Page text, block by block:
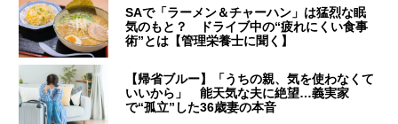
SAで「ラーメン＆チャーハン」は猛烈な眠
気のもと？ ドライブ中の“疲れにくい食事
術”とは【管理栄養士に聞く】
【帰省ブルー】「うちの親、気を使わなくて
いいから」 能天気な夫に絶望…義実家
で“孤立”した36歳妻の本音